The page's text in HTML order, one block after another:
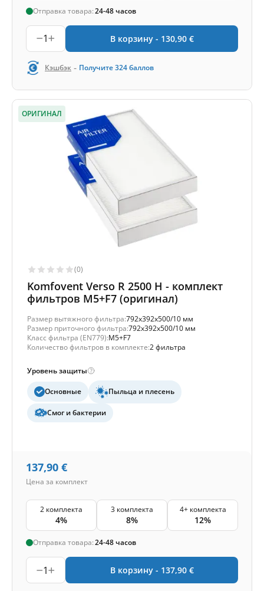
Отправка товара:24-48 часов
1 В корзину - 130,90 €
Кэшбэк - Получите324баллов
ОРИГИНАЛ
(0)
Komfovent Verso R 2500 H - комплект
фильтров M5+F7 (оригинал)
Размер вытяжного фильтра:792x392x500/10 мм
Размер приточного фильтра:792x392x500/10 мм
Класс фильтра (EN779):M5+F7
Количество фильтров в комплекте:2 фильтра
Уровень защиты
Основные Пыльца и плесень
Смог и бактерии
137,90 €
Цена за комплект
2 комплекта
4%
3 комплекта
8%
4+ комплекта
12%
Отправка товара:24-48 часов
1 В корзину - 137,90 €